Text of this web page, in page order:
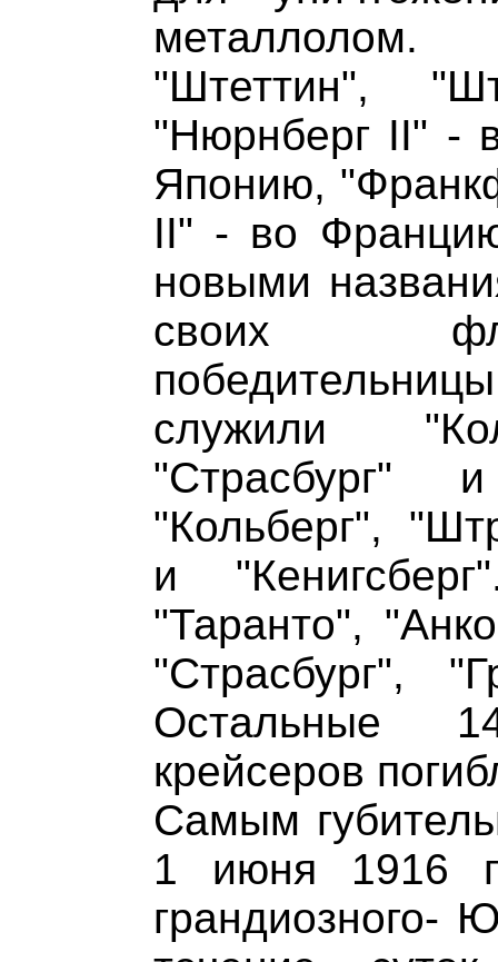
"Штеттин",
"Нюрнберг II" -
Японию,
II" - во
новыми
своих
служили
"Кольберг",
и
"Таранто",
"Страсбург",
Остальные
крейсеров
Самым
1 июня 1916
грандиозного-